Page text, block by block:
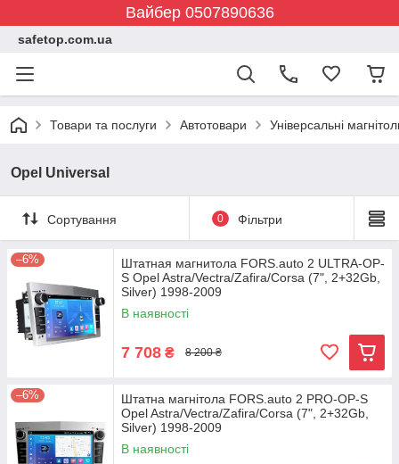
Вайбер 0507890636
safetop.com.ua
Товари та послуги Автотовари Універсальні
Opel Universal
Сортування 0 Фільтри
–6%
Штатная магнитола FORS.auto 2 ULTRA-OP-
S Opel Astra/Vectra/Zafira/Corsa (7", 2+32Gb,
Silver) 1998-2009
В наявності
7 708 ₴ 8 200 ₴
–6%
Штатна магнітола FORS.auto 2 PRO-OP-S
Opel Astra/Vectra/Zafira/Corsa (7", 2+32Gb,
Silver) 1998-2009
В наявності